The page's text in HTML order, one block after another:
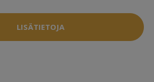
LISÄTIETOJA